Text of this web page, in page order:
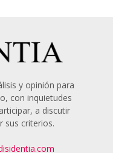
y opinión para
con inquietudes
a discutir
sus criterios.